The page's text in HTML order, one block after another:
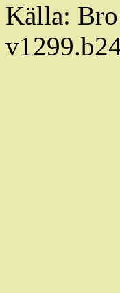
Källa: